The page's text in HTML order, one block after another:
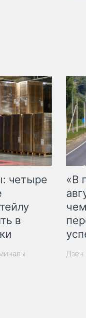
четыре
в
«В
Дзен